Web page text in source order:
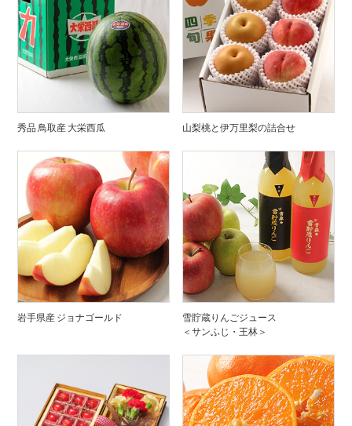
秀品 鳥取産 大栄西瓜 山梨桃と伊万里梨の詰合せ
岩手県産 ジョナゴールド
雪貯蔵りんごジュース
＜サンふじ・王林＞